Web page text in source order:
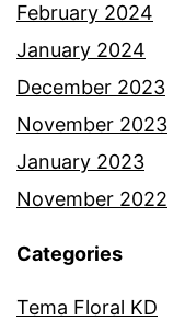
February 2024
January 2024
December 2023
November 2023
January 2023
November 2022
Categories
Tema Floral KD